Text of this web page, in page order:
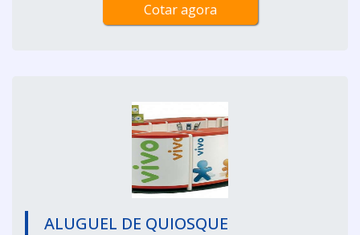
Cotar agora
ALUGUEL DE QUIOSQUE